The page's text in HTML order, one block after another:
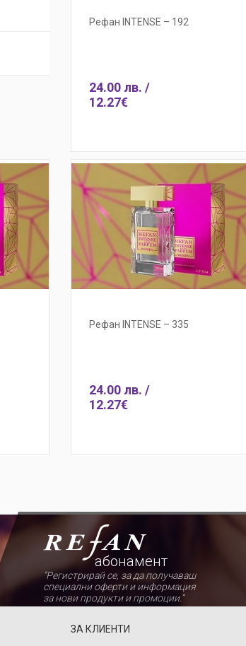
Рефан INTENSE – 192
24.00 лв. /
12.27€
Рефан INTENSE – 335
24.00 лв. /
12.27€
абонамент
“Регистрирай се, за да получаваш
специални оферти и информация
за нови продукти и промоции.”
ЗА КЛИЕНТИ